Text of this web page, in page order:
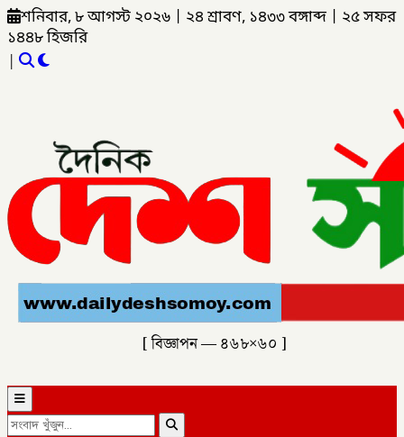
শনিবার, ৮ আগস্ট ২০২৬ ২৪ শ্রাবণ, ১৪৩৩ বঙ্গাব্দ
২৫ সফর
১৪৪৮ হিজরি
|
[ বিজ্ঞাপন — ৪৬৮×৬০ ]